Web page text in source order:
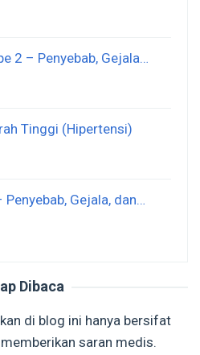
2 – Penyebab, Gejala…
Tinggi (Hipertensi)
Gejala, dan…
Dibaca
di blog ini hanya bersifat
saran medis.